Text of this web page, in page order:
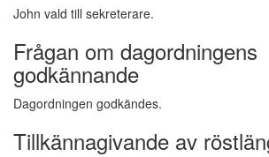
John vald till sekreterare.
Frågan om dagordningens
godkännande
Dagordningen godkändes.
Tillkännagivande av